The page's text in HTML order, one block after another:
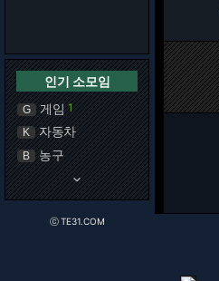
인기 소모임
G 게임 1
K 자동차
B 농구
keyboard_arrow_down
ⓒ TE31.COM